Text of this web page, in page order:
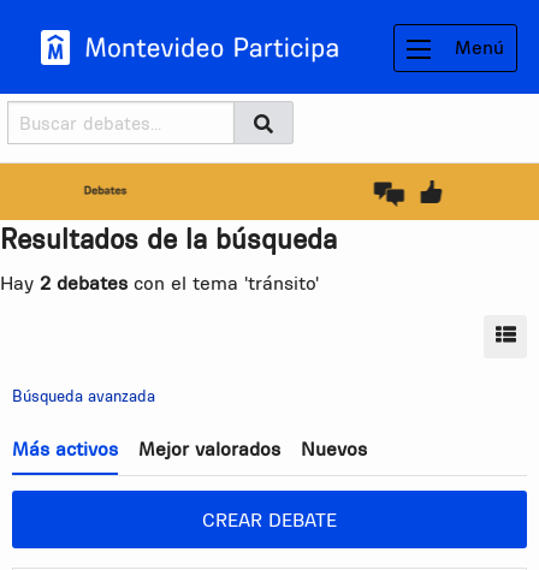
Menú
Buscador
Buscar BUSCAR
Resultados de la búsqueda
Hay 2 debates con el tema 'tránsito'
Búsqueda avanzada
Más activos Mejor valorados Nuevos
CREAR DEBATE